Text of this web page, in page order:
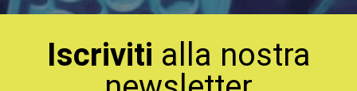
Iscriviti alla nostra